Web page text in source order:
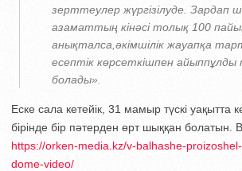
зерттеулер жүргізілуде. Зардап
азаматтың кінәсі толық 100
анықталса,әкімшілік жауапқа
есептік көрсеткішпен айыппұлды
болады».
Еске сала кетейік, 31 мамыр түскі уақытта
бірінде бір пәтерден өрт шыққан болатын.
https://orken-media.kz/v-balhashe-
dome-video/